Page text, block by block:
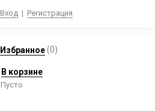
Вход | Регистрация
Избранное(0)
В корзине
Пусто